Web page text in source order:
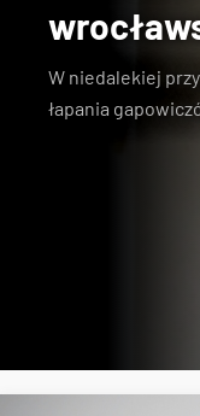
W niedalekiej
łapania